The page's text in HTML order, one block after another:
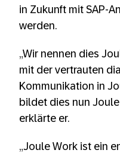
in Zukunft mit SAP-
werden.
„Wir nennen dies
mit der vertrauten
Kommunikation in
bildet dies nun
erklärte er.
„Joule Work ist ein